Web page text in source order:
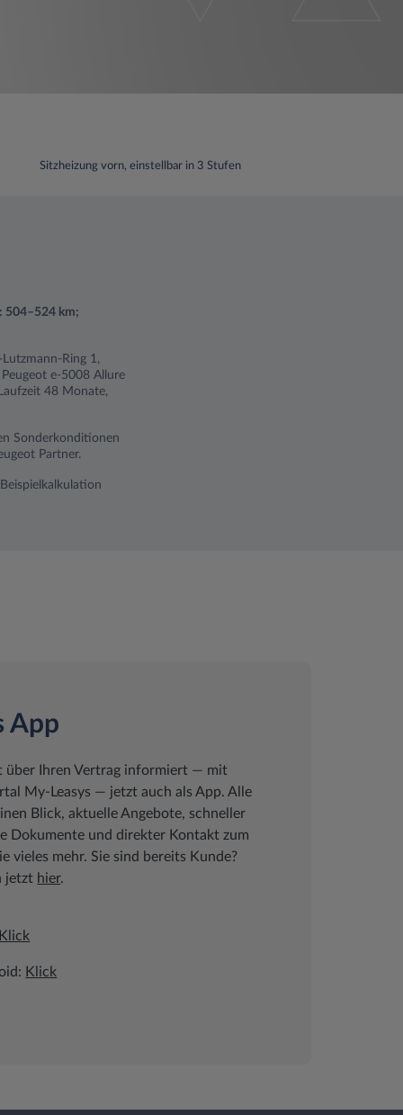
Sitzheizung vorn, einstellbar in 3 Stufen
504–524 km;
Ring 1,
e-5008 Allure
48 Monate,
Sonderkonditionen
Partner.
App
über Ihren Vertrag informiert ― mit
My-Leasys ― jetzt auch als App. Alle
Blick, aktuelle Angebote, schneller
Dokumente und direkter Kontakt zum
vieles mehr. Sie sind bereits Kunde?
jetzt hier.
Klick